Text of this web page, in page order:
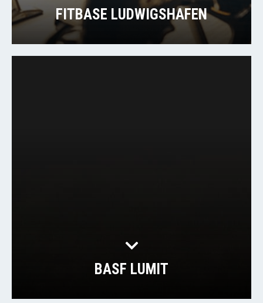
FITBASE LUDWIGSHAFEN
BASF LUMIT